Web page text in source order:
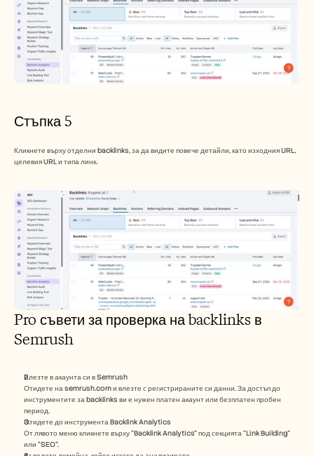
Стъпка 5
Кликнете върху отделни backlinks, за да видите повече детайли, като изходния URL,
целевия URL и типа линк.
Pro съвети за проверка на backlinks в
Semrush
Влезте в акаунта си в Semrush
Отидете на semrush.com и влезте с регистрираните си данни. За достъп до
инструментите за backlinks ви е нужен платен акаунт или безплатен пробен
период.
Отидете до инструмента Backlink Analytics
От лявото меню кликнете върху “Backlink Analytics” под секцията “Link Building”
или “SEO”.